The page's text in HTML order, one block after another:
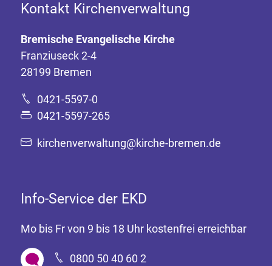
Kontakt Kirchenverwaltung
Bremische Evangelische Kirche
Franziuseck 2-4
28199 Bremen
0421-5597-0
0421-5597-265
kirchenverwaltung@kirche-bremen.de
Info-Service der EKD
Mo bis Fr von 9 bis 18 Uhr kostenfrei erreichbar
0800 50 40 60 2